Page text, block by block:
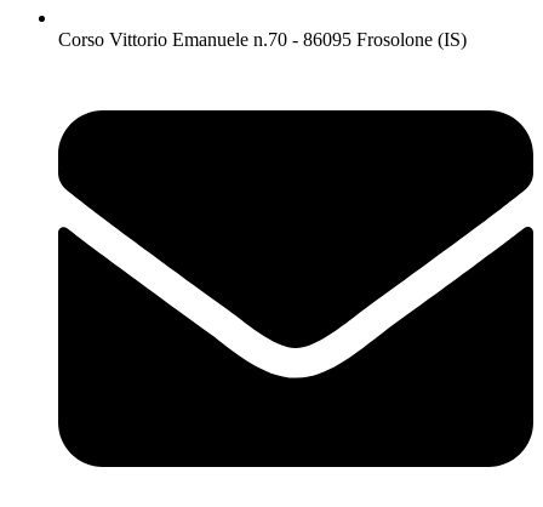
Corso Vittorio Emanuele n.70 - 86095 Frosolone (IS)